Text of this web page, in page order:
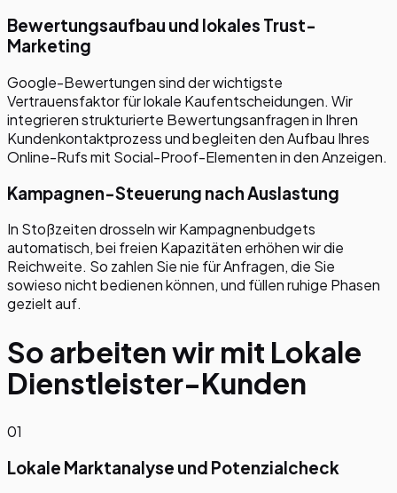
Bewertungsaufbau und lokales Trust-
Marketing
Google-Bewertungen sind der wichtigste
Vertrauensfaktor für lokale Kaufentscheidungen. Wir
integrieren strukturierte Bewertungsanfragen in Ihren
Kundenkontaktprozess und begleiten den Aufbau Ihres
Online-Rufs mit Social-Proof-Elementen in den Anzeigen.
Kampagnen-Steuerung nach Auslastung
In Stoßzeiten drosseln wir Kampagnenbudgets
automatisch, bei freien Kapazitäten erhöhen wir die
Reichweite. So zahlen Sie nie für Anfragen, die Sie
sowieso nicht bedienen können, und füllen ruhige Phasen
gezielt auf.
So arbeiten wir mit Lokale
Dienstleister-Kunden
01
Lokale Marktanalyse und Potenzialcheck